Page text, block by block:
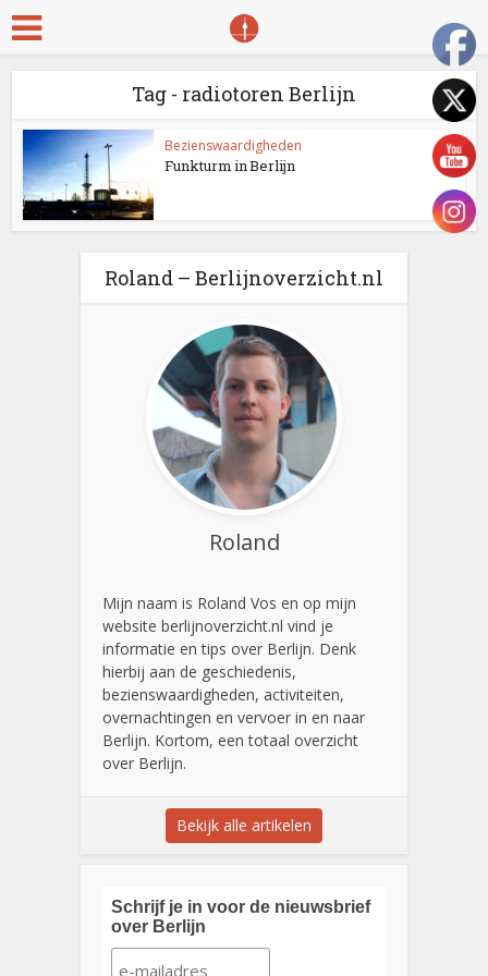
Tag - radiotoren Berlijn
Bezienswaardigheden
Funkturm in Berlijn
Roland – Berlijnoverzicht.nl
Roland
Mijn naam is Roland Vos en op mijn
website berlijnoverzicht.nl vind je
informatie en tips over Berlijn. Denk
hierbij aan de geschiedenis,
bezienswaardigheden, activiteiten,
overnachtingen en vervoer in en naar
Berlijn. Kortom, een totaal overzicht
over Berlijn.
Bekijk alle artikelen
Schrijf je in voor de nieuwsbrief
over Berlijn